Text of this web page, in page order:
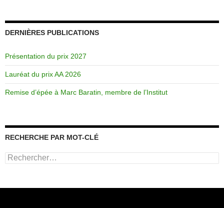
DERNIÈRES PUBLICATIONS
Présentation du prix 2027
Lauréat du prix AA 2026
Remise d’épée à Marc Baratin, membre de l’Institut
RECHERCHE PAR MOT-CLÉ
Rechercher :